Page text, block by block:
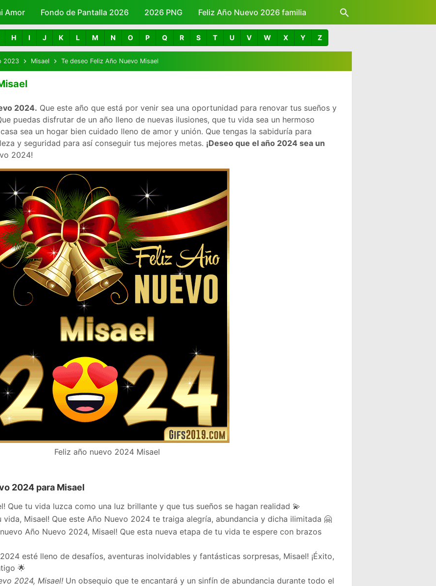
Skip to main content
Amor Fondo de Pantalla 2026 2026 PNG Feliz Año Nuevo 2026 familia
H I J K L M N O P Q R S T U V W X Y Z
2023 Misael Te deseo Feliz Año Nuevo Misael
2024. Que este año que está por venir sea una oportunidad para renovar tus sueños y
puedas disfrutar de un año lleno de nuevas ilusiones, que tu vida sea un hermoso
sea un hogar bien cuidado lleno de amor y unión. Que tengas la sabiduría para
y seguridad para así conseguir tus mejores metas. ¡Deseo que el año 2024 sea un
2024!
Feliz año nuevo 2024 Misael
2024 para Misael
Que tu vida luzca como una luz brillante y que tus sueños se hagan realidad 💫
vida, Misael! Que este Año Nuevo 2024 te traiga alegría, abundancia y dicha ilimitada 🤗
Año Nuevo 2024, Misael! Que esta nueva etapa de tu vida te espere con brazos
esté lleno de desafíos, aventuras inolvidables y fantásticas sorpresas, Misael! ¡Éxito,
🌟
2024, Misael! Un obsequio que te encantará y un sinfín de abundancia durante todo el